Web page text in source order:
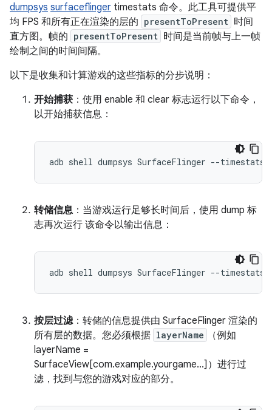
dumpsys surfaceflinger timestats 命令。此工具可提供平
均 FPS 和所有正在渲染的层的 presentToPresent 时间
直方图。帧的 presentToPresent 时间是当前帧与上一帧
绘制之间的时间间隔。
以下是收集和计算游戏的这些指标的分步说明：
开始捕获 ：使用 enable 和 clear 标志运行以下命令，
以开始捕获信息：
转储信息 ：当游戏运行足够长时间后，使用 dump 标
志再次运行 该命令以输出信息：
按层过滤：转储的信息提供由 SurfaceFlinger 渲染的
所有层的数据。您必须根据 layerName
（例如
layerName =
SurfaceView[com.example.yourgame...]）进行过
滤，找到与您的游戏对应的部分。